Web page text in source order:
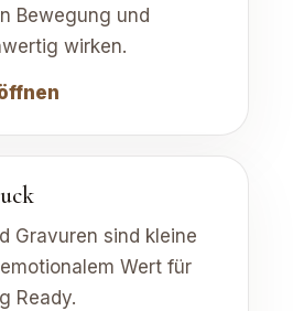
Bewegung und
wirken.
Gravuren sind kleine
Wert für
Ready.